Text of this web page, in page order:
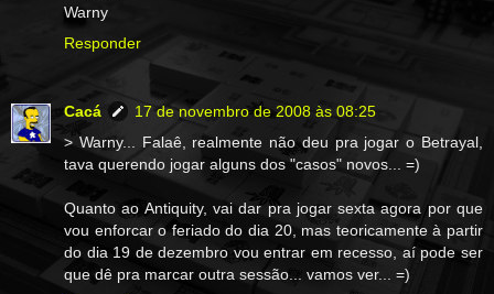
Warny
Responder
Cacá
17 de novembro de 2008 às 08:25
> Warny... Falaê, realmente não deu pra jogar o Betrayal,
tava querendo jogar alguns dos "casos" novos... =)
Quanto ao Antiquity, vai dar pra jogar sexta agora por que
vou enforcar o feriado do dia 20, mas teoricamente à partir
do dia 19 de dezembro vou entrar em recesso, aí pode ser
que dê pra marcar outra sessão... vamos ver... =)